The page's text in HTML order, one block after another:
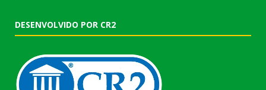
DESENVOLVIDO POR CR2